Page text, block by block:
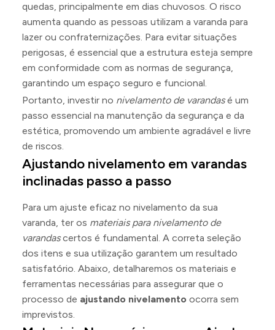
quedas, principalmente em dias chuvosos. O risco
aumenta quando as pessoas utilizam a varanda para
lazer ou confraternizações. Para evitar situações
perigosas, é essencial que a estrutura esteja sempre
em conformidade com as normas de segurança,
garantindo um espaço seguro e funcional.
Portanto, investir no nivelamento de varandasé um
passo essencial na manutenção da segurança e da
estética, promovendo um ambiente agradável e livre
de riscos.
Ajustando nivelamento em varandas
inclinadas passo a passo
Para um ajuste eficaz no nivelamento da sua
varanda, ter os materiais para nivelamento de
varandascertos é fundamental. A correta seleção
dos itens e sua utilização garantem um resultado
satisfatório. Abaixo, detalharemos os materiais e
ferramentas necessárias para assegurar que o
processo de ajustando nivelamento ocorra sem
imprevistos.